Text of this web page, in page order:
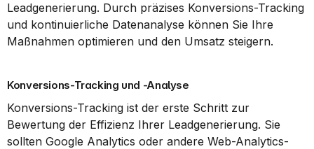
Leadgenerierung. Durch präzises Konversions-Tracking
und kontinuierliche Datenanalyse können Sie Ihre
Maßnahmen optimieren und den Umsatz steigern.
Konversions-Tracking und -Analyse
Konversions-Tracking ist der erste Schritt zur
Bewertung der Effizienz Ihrer Leadgenerierung. Sie
sollten Google Analytics oder andere Web-Analytics-